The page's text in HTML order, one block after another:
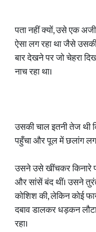
​पता नहीं क्यों, उसे एक
ऐसा लग रहा था जैसे
बार देखने पर जो चेहरा
नाच रहा था।
​उसकी चाल इतनी तेज थी
पहुँचा और पूल में छलांग
उसने उसे खींचकर किनारे
और सांसें बंद थीं। उसने
कोशिश की, लेकिन कोई
दबाव डालकर धड़कन
रहा।